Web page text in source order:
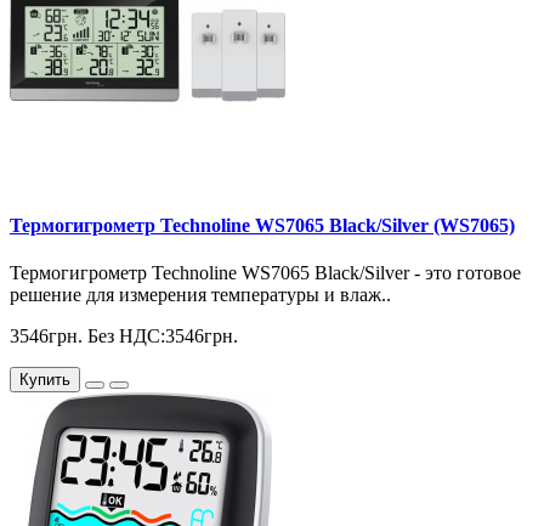
Термогигрометр Technoline WS7065 Black/Silver (WS7065)
Термогигрометр Technoline WS7065 Black/Silver - это готовое
решение для измерения температуры и влаж..
3546грн. Без НДС:3546грн.
Купить